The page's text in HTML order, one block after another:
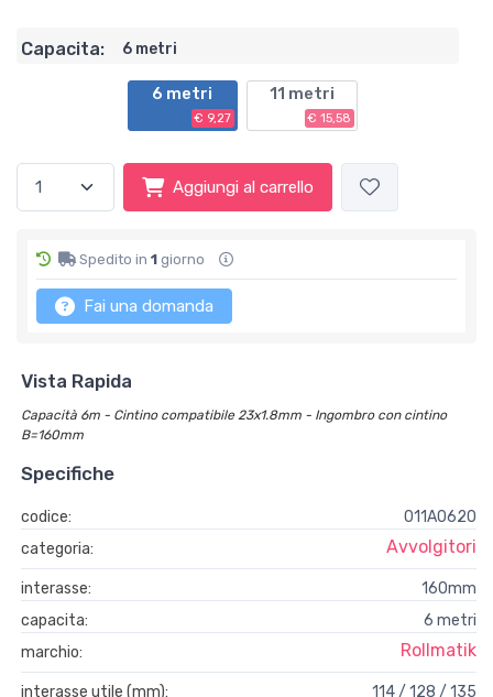
Capacita: 6 metri
6 metri
€ 9,27
11 metri
€ 15,58
Aggiungi al carrello
Spedito in 1 giorno
Fai una domanda
Vista Rapida
Capacità 6m - Cintino compatibile 23x1.8mm - Ingombro con cintino
B=160mm
Specifiche
codice:
011A0620
categoria:
Avvolgitori
interasse:
160mm
capacita:
6 metri
marchio:
Rollmatik
interasse utile (mm): 114 / 128 / 135